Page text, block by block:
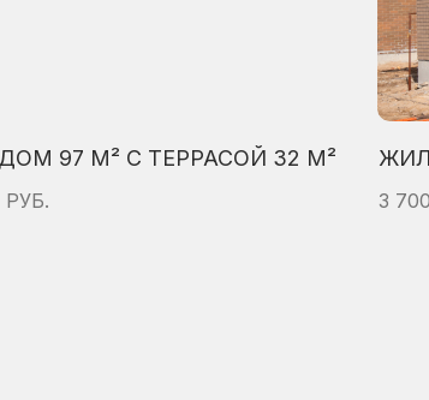
97 М² С ТЕРРАСОЙ 32 М²
РУБ. 3